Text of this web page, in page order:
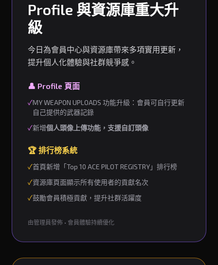
Profile 與資源庫重大升
級
今日為會員中心與資源庫帶來多項實用更新，
提升個人化體驗與社群競爭感。
👤 Profile 頁面
✓MY WEAPON UPLOADS 功能升級：會員可自行更新
自己提供的武器記錄
✓新增個人頭像上傳功能，支援自訂頭像
🏆 排行榜系統
✓首頁新增「Top 10 ACE PILOT REGISTRY」排行榜
✓資源庫頁面顯示所有使用者的貢獻名次
✓鼓勵會員積極貢獻，提升社群活躍度
由管理員發佈 • 會員體驗持續優化